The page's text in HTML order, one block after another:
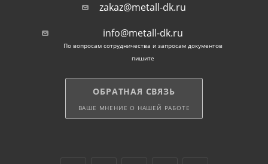
оград. Вторая используется для усиления
штукатурки при армировании слоев отделочного
Как выбрать
При выборе сетки учитывают наличие
zakaz@metall-dk.ru
info@metall-dk.ru
По вопросам сотрудничества и запросам документов
пишите
ОБРАТНАЯ СВЯЗЬ
ВАШЕ МНЕНИЕ О НАШЕЙ РАБОТЕ